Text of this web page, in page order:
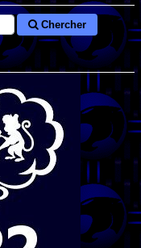
Chercher